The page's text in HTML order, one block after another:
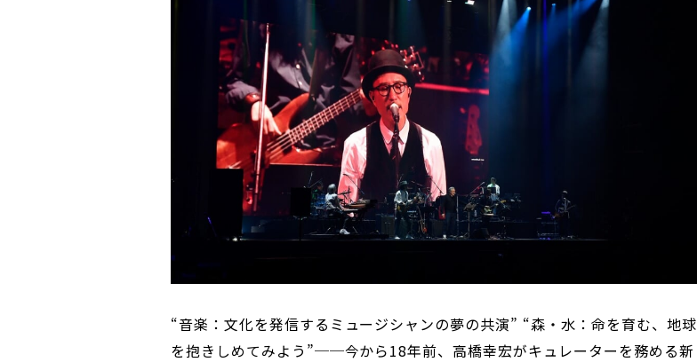
“音楽：文化を発信するミュージシャンの夢の共演” “森・水：命を育む、地球
を抱きしめてみよう”──今から18年前、高橋幸宏がキュレーターを務める新